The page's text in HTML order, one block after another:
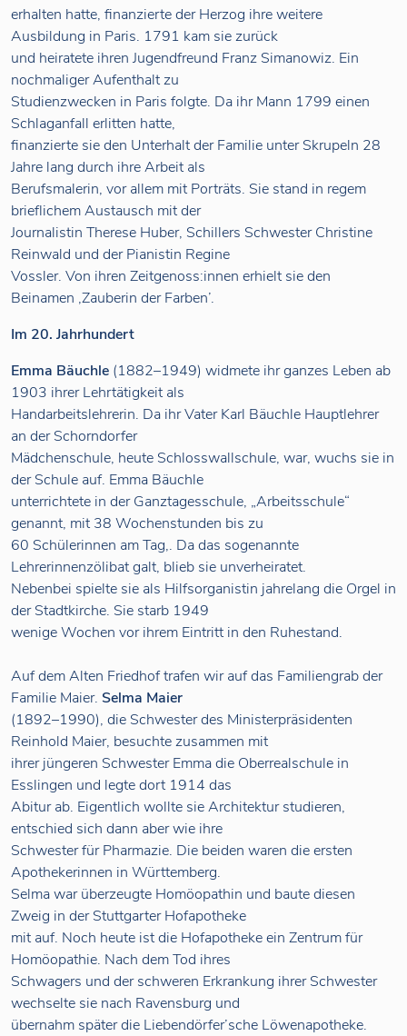
erhalten hatte, finanzierte der Herzog ihre weitere
Ausbildung in Paris. 1791 kam sie zurück
und heiratete ihren Jugendfreund Franz Simanowiz. Ein
nochmaliger Aufenthalt zu
Studienzwecken in Paris folgte. Da ihr Mann 1799 einen
Schlaganfall erlitten hatte,
finanzierte sie den Unterhalt der Familie unter Skrupeln 28
Jahre lang durch ihre Arbeit als
Berufsmalerin, vor allem mit Porträts. Sie stand in regem
brieflichem Austausch mit der
Journalistin Therese Huber, Schillers Schwester Christine
Reinwald und der Pianistin Regine
Vossler. Von ihren Zeitgenoss:innen erhielt sie den
Beinamen ‚Zauberin der Farben’.
Im 20. Jahrhundert
Emma Bäuchle (1882–1949) widmete ihr ganzes Leben ab
1903 ihrer Lehrtätigkeit als
Handarbeitslehrerin. Da ihr Vater Karl Bäuchle Hauptlehrer
an der Schorndorfer
Mädchenschule, heute Schlosswallschule, war, wuchs sie in
der Schule auf. Emma Bäuchle
unterrichtete in der Ganztagesschule, „Arbeitsschule“
genannt, mit 38 Wochenstunden bis zu
60 Schülerinnen am Tag,. Da das sogenannte
Lehrerinnenzölibat galt, blieb sie unverheiratet.
Nebenbei spielte sie als Hilfsorganistin jahrelang die Orgel in
der Stadtkirche. Sie starb 1949
wenige Wochen vor ihrem Eintritt in den Ruhestand.
Auf dem Alten Friedhof trafen wir auf das Familiengrab der
Familie Maier. Selma Maier
(1892–1990), die Schwester des Ministerpräsidenten
Reinhold Maier, besuchte zusammen mit
ihrer jüngeren Schwester Emma die Oberrealschule in
Esslingen und legte dort 1914 das
Abitur ab. Eigentlich wollte sie Architektur studieren,
entschied sich dann aber wie ihre
Schwester für Pharmazie. Die beiden waren die ersten
Apothekerinnen in Württemberg.
Selma war überzeugte Homöopathin und baute diesen
Zweig in der Stuttgarter Hofapotheke
mit auf. Noch heute ist die Hofapotheke ein Zentrum für
Homöopathie. Nach dem Tod ihres
Schwagers und der schweren Erkrankung ihrer Schwester
wechselte sie nach Ravensburg und
übernahm später die Liebendörfer’sche Löwenapotheke.